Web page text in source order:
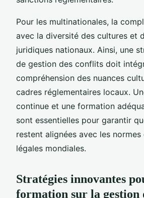
Pour les multinationales, la
avec la diversité des cultures et
juridiques nationaux. Ainsi, une
de gestion des conflits doit
compréhension des nuances
cadres réglementaires locaux.
continue et une formation
sont essentielles pour garantir
restent alignées avec les normes
légales mondiales.
Stratégies innovantes
formation sur la gestion